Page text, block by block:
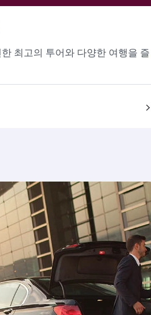
최고의 투어와 다양한 여행을 즐